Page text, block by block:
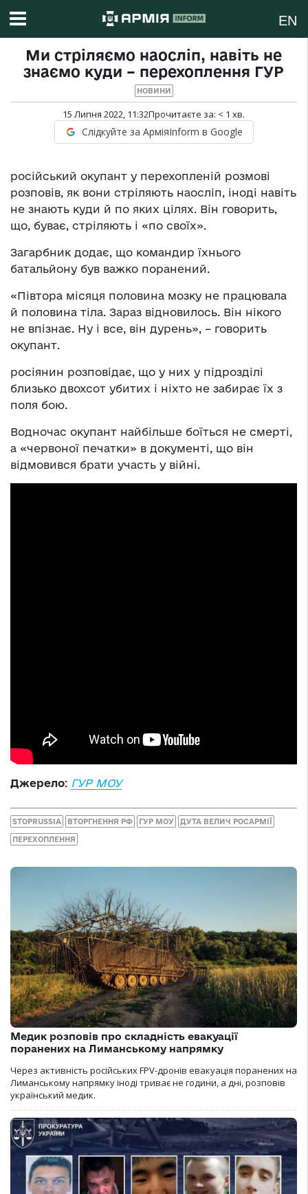
EN
Ми стріляємо наосліп, навіть не
знаємо куди – перехоплення ГУР
НОВИНИ
15 Липня 2022, 11:32Прочитаєте за: < 1 хв.
Слідкуйте за АрміяInform в Google
російський окупант у перехопленій розмові
розповів, як вони стріляють наосліп, іноді навіть
не знають куди й по яких цілях. Він говорить,
що, буває, стріляють і «по своїх».
Загарбник додає, що командир їхнього
батальйону був важко поранений.
«Півтора місяця половина мозку не працювала
й половина тіла. Зараз відновилось. Він нікого
не впізнає. Ну і все, він дурень», – говорить
окупант.
росіянин розповідає, що у них у підрозділі
близько двохсот убитих і ніхто не забирає їх з
поля бою.
Водночас окупант найбільше боїться не смерті,
а «червоної печатки» в документі, що він
відмовився брати участь у війні.
Джерело: ГУР МОУ
STOPRUSSIA ВТОРГНЕННЯ РФ ГУР МОУ ДУТА ВЕЛИЧ РОСАРМІЇ
ПЕРЕХОПЛЕННЯ
Медик розповів про складність евакуації
поранених на Лиманському напрямку
Через активність російських FPV-дронів евакуація поранених на
Лиманському напрямку іноді триває не години, а дні, розповів
український медик.